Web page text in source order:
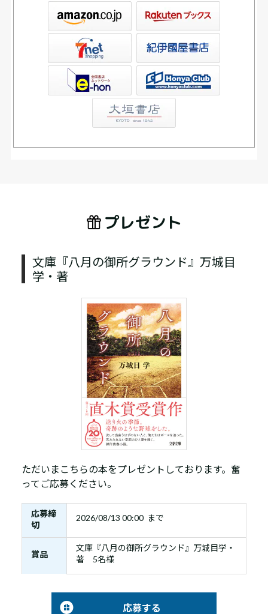
書店ウェブストア
プレゼント
文庫『八月の御所グラウンド』万城目
学・著
ただいまこちらの本をプレゼントしております。奮
ってご応募ください。
応募締
切
2026/08/13 00:00 まで
賞品
文庫『八月の御所グラウンド』万城目学・
著 5名様
応募する